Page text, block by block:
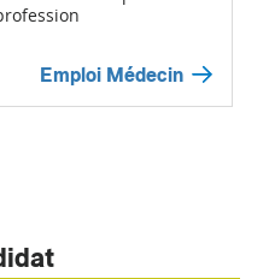
Emploi Médecin